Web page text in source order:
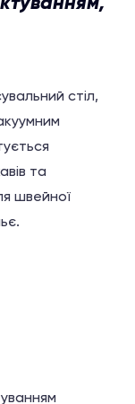
стіл,
та
швейної